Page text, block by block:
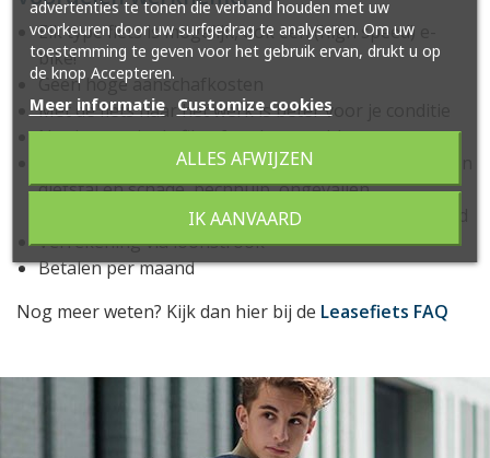
Elk type fiets is mogelijk, ook een (high speed) e-
bike!
Geen hoge aanschafkosten
Met de fiets naar het werk is beter voor je conditie
Nooit meer in de file of parkeerproblemen
Inclusief: onderhoud en reparatie, verzekering tegen
diefstal en schade, pechhulp, ongevallen
opzittende(n) verzekering en verhaalsrechtsbijstand
Verrekening via loonstrook
Betalen per maand
Nog meer weten? Kijk dan hier bij de Leasefiets FAQ
advertenties te tonen die verband houden met uw
voorkeuren door uw surfgedrag te analyseren. Om uw
toestemming te geven voor het gebruik ervan, drukt u op
de knop Accepteren.
Meer informatie Customize cookies
ALLES AFWIJZEN
IK AANVAARD